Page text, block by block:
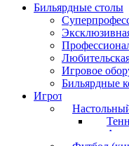
Бильярдные столы
Игровое
Бильярдные
Игротека